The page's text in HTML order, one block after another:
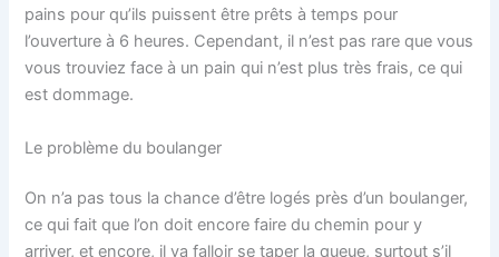
pains pour qu’ils puissent être prêts à temps pour
l’ouverture à 6 heures. Cependant, il n’est pas rare que vous
vous trouviez face à un pain qui n’est plus très frais, ce qui
est dommage.
Le problème du boulanger
On n’a pas tous la chance d’être logés près d’un boulanger,
ce qui fait que l’on doit encore faire du chemin pour y
arriver, et encore, il va falloir se taper la queue, surtout s’il